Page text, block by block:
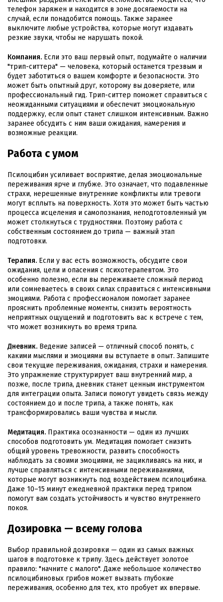
телефон заряжен и находится в зоне досягаемости на
случай, если понадобится помощь. Также заранее
выключите любые устройства, которые могут издавать
резкие звуки, чтобы не нарушать покой.
Компания. Если это ваш первый опыт, подумайте о наличии
"трип-ситтера" — человека, который останется трезвым и
будет заботиться о вашем комфорте и безопасности. Это
может быть опытный друг, которому вы доверяете, или
профессиональный гид. Трип-ситтер поможет справиться с
неожиданными ситуациями и обеспечит эмоциональную
поддержку, если опыт станет слишком интенсивным. Важно
заранее обсудить с ним ваши ожидания, намерения и
возможные реакции.
Работа с умом
Псилоцибин усиливает восприятие, делая эмоциональные
переживания ярче и глубже. Это означает, что подавленные
страхи, нерешенные внутренние конфликты или тревоги
могут всплыть на поверхность. Хотя это может быть частью
процесса исцеления и самопознания, неподготовленный ум
может столкнуться с трудностями. Поэтому работа с
собственным состоянием до трипа — важный этап
подготовки.
Терапия. Если у вас есть возможность, обсудите свои
ожидания, цели и опасения с психотерапевтом. Это
особенно полезно, если вы переживаете сложный период
или сомневаетесь в своих силах справиться с интенсивными
эмоциями. Работа с профессионалом помогает заранее
прояснить проблемные моменты, снизить вероятность
неприятных ощущений и подготовить вас к встрече с тем,
что может возникнуть во время трипа.
Дневник. Ведение записей — отличный способ понять, с
какими мыслями и эмоциями вы вступаете в опыт. Запишите
свои текущие переживания, ожидания, страхи и намерения.
Это упражнение структурирует ваш внутренний мир, а
позже, после трипа, дневник станет ценным инструментом
для интеграции опыта. Записи помогут увидеть связь между
состоянием до и после трипа, а также понять, как
трансформировались ваши чувства и мысли.
Медитация. Практика осознанности — один из лучших
способов подготовить ум. Медитация помогает снизить
общий уровень тревожности, развить способность
наблюдать за своими эмоциями, не зацикливаясь на них, и
лучше справляться с интенсивными переживаниями,
которые могут возникнуть под воздействием псилоцибина.
Даже 10–15 минут ежедневной практики перед трипом
помогут вам создать устойчивость и чувство внутреннего
покоя.
Дозировка — всему голова
Выбор правильной дозировки — один из самых важных
шагов в подготовке к трипу. Здесь действует золотое
правило: "начните с малого". Даже небольшое количество
псилоцибиновых грибов может вызвать глубокие
переживания, особенно для тех, кто пробует их впервые.